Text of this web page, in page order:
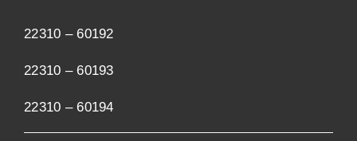
22310 – 60192
22310 – 60193
22310 – 60194